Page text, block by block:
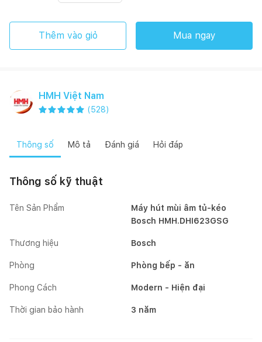
Thêm vào giỏ Mua ngay
HMH Việt Nam
(528)
Thông số Mô tả Đánh giá Hỏi đáp
Thông số kỹ thuật
Tên Sản Phẩm
Máy hút mùi âm tủ-kéo
Bosch HMH.DHI623GSG
Thương hiệu Bosch
Phòng Phòng bếp - ăn
Phong Cách Modern - Hiện đại
Thời gian bảo hành 3 năm